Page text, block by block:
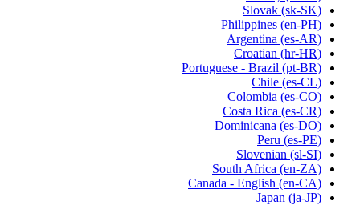
Slovak (sk-SK)
Philippines (en-PH)
Argentina (es-AR)
Croatian (hr-HR)
Portuguese - Brazil (pt-BR)
Chile (es-CL)
Colombia (es-CO)
Costa Rica (es-CR)
Dominicana (es-DO)
Peru (es-PE)
Slovenian (sl-SI)
South Africa (en-ZA)
Canada - English (en-CA)
Japan (ja-JP)